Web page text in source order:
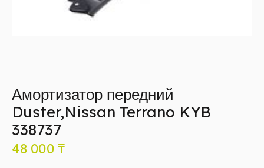
Амортизатор передний
Duster,Nissan Terrano KYB
338737
48 000 ₸